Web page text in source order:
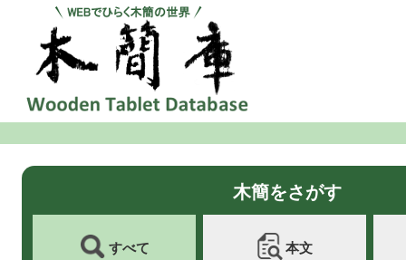
木簡をさがす
すべて 本文